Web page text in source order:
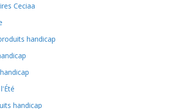
Ceciaa
handicap
handicap